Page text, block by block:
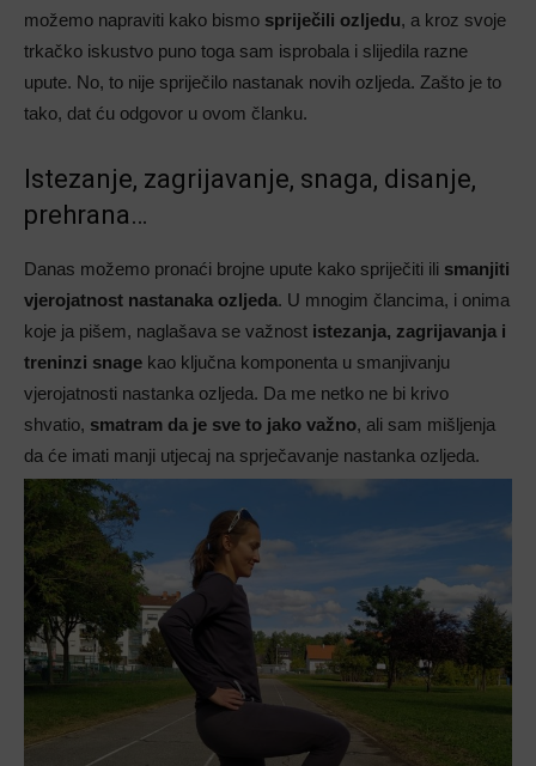
možemo napraviti kako bismo spriječili ozljedu, a kroz svoje
trkačko iskustvo puno toga sam isprobala i slijedila razne
upute. No, to nije spriječilo nastanak novih ozljeda. Zašto je to
tako, dat ću odgovor u ovom članku.
Istezanje, zagrijavanje, snaga, disanje,
prehrana…
Danas možemo pronaći brojne upute kako spriječiti ili smanjiti
vjerojatnost nastanaka ozljeda. U mnogim člancima, i onima
koje ja pišem, naglašava se važnost istezanja, zagrijavanja i
treninzi snage kao ključna komponenta u smanjivanju
vjerojatnosti nastanka ozljeda. Da me netko ne bi krivo
shvatio, smatram da je sve to jako važno, ali sam mišljenja
da će imati manji utjecaj na sprječavanje nastanka ozljeda.